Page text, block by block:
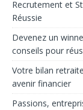
Recrutement et
Réussie
Devenez un
conseils pour
Votre bilan
avenir financier
Passions,